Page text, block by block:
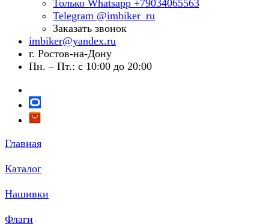
Только Whatsapp +79034065563
Telegram @imbiker_ru
Заказать звонок
imbiker@yandex.ru
г. Ростов-на-Дону
Пн. – Пт.: с 10:00 до 20:00
Главная
Каталог
Нашивки
Флаги